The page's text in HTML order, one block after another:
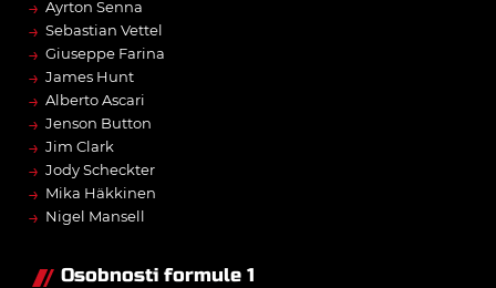
→ Ayrton Senna
→ Sebastian Vettel
→ Giuseppe Farina
→ James Hunt
→ Alberto Ascari
→ Jenson Button
→ Jim Clark
→ Jody Scheckter
→ Mika Häkkinen
→ Nigel Mansell
Osobnosti formule 1